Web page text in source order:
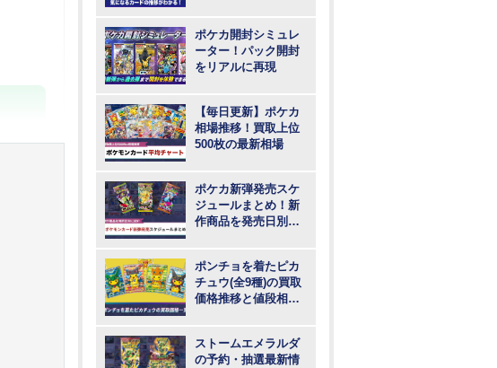
ポケカ開封シミュレ
ーター！パック開封
をリアルに再現
【毎日更新】ポケカ
相場推移！買取上位
500枚の最新相場
ポケカ新弾発売スケ
ジュールまとめ！新
作商品を発売日別に
ポンチョを着たピカ
チュウ(全9種)の買取
価格推移と値段相
ストームエメラルダ
の予約・抽選最新情